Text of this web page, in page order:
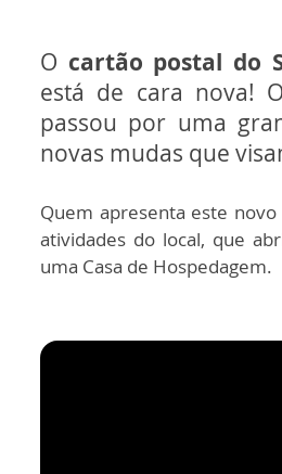
O cartão postal do
está de cara nova! O
passou por uma
novas mudas que
Quem apresenta este
atividades do local, que
uma Casa de Hospedagem.